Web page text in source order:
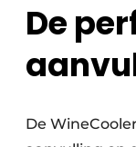
De
De